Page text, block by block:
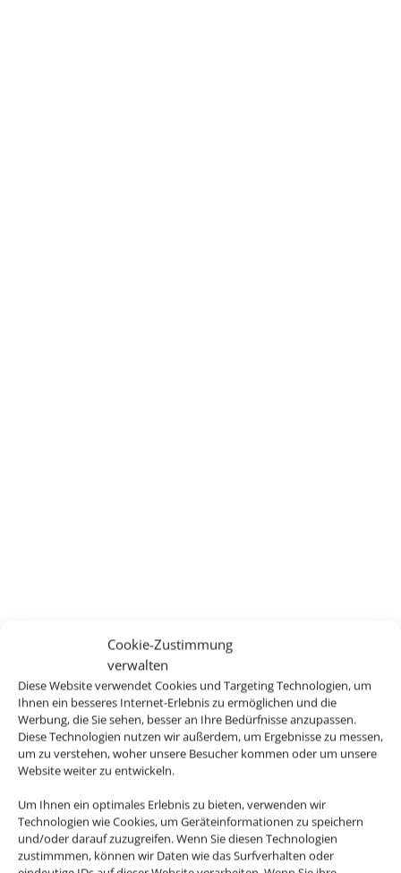
Cookie-Zustimmung
verwalten
Diese Website verwendet Cookies und Targeting Technologien, um
Ihnen ein besseres Internet-Erlebnis zu ermöglichen und die
Werbung, die Sie sehen, besser an Ihre Bedürfnisse anzupassen.
Diese Technologien nutzen wir außerdem, um Ergebnisse zu messen,
um zu verstehen, woher unsere Besucher kommen oder um unsere
Website weiter zu entwickeln.
Um Ihnen ein optimales Erlebnis zu bieten, verwenden wir
Technologien wie Cookies, um Geräteinformationen zu speichern
und/oder darauf zuzugreifen. Wenn Sie diesen Technologien
zustimmmen, können wir Daten wie das Surfverhalten oder